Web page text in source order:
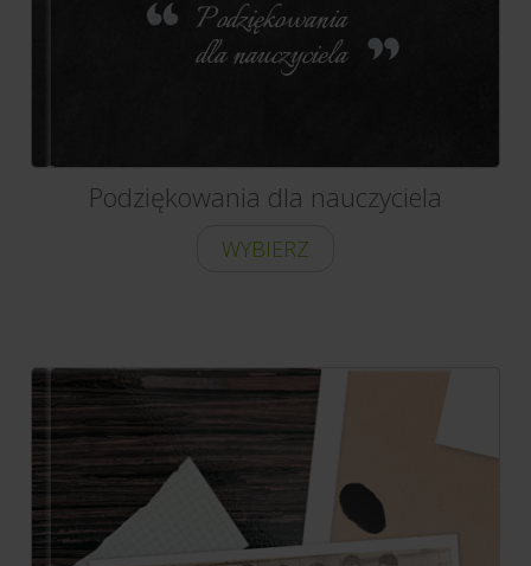
Podziękowania dla nauczyciela
WYBIERZ